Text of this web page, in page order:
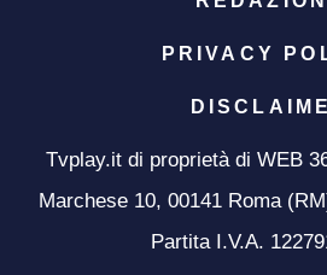
PRIVACY
Tvplay.it di proprietà di WEB
Marchese 10, 00141 Roma
Partita I.V.A.